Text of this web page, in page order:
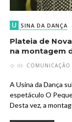
U SINA DA DANÇA
Plateia de
na montagem
de COMUNICAÇÃO
A Usina da Dança
espetáculo O
Desta vez, a